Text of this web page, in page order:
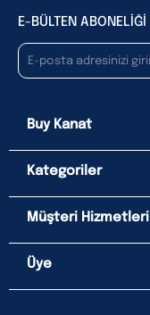
E-BÜLTEN ABONELİĞİ
Buy Kanat
Kategoriler
Müşteri Hizmetleri
Üye